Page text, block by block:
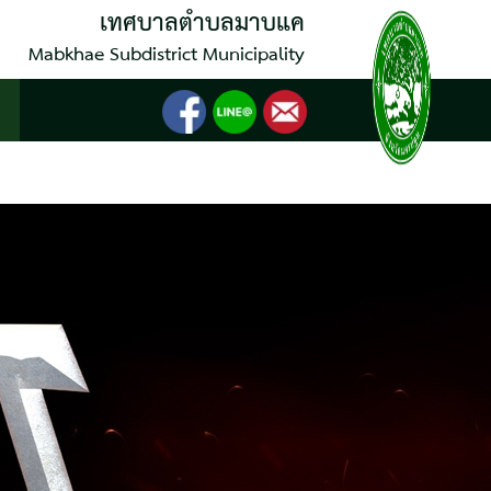
เทศบาลตำบลมาบแค
Mabkhae Subdistrict Municipality